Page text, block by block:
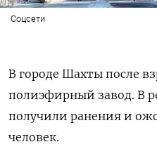
Соцсети
В городе Шахты после
полиэфирный завод. В
получили ранения и
человек.